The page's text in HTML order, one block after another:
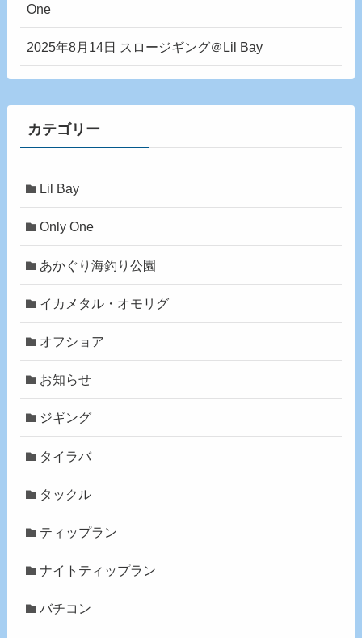
One
2025年8月14日 スロージギング＠Lil Bay
カテゴリー
Lil Bay
Only One
あかぐり海釣り公園
イカメタル・オモリグ
オフショア
お知らせ
ジギング
タイラバ
タックル
ティップラン
ナイトティップラン
バチコン